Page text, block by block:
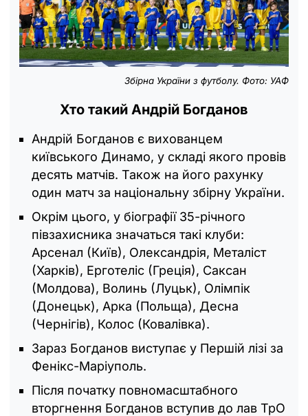
Збірна України з футболу. Фото: УАФ
Хто такий Андрій Богданов
Андрій Богданов є вихованцем
київського Динамо, у складі якого провів
десять матчів. Також на його рахунку
один матч за національну збірну України.
Окрім цього, у біографії 35-річного
півзахисника значаться такі клуби:
Арсенал (Київ), Олександрія, Металіст
(Харків), Ерготеліс (Греція), Саксан
(Молдова), Волинь (Луцьк), Олімпік
(Донецьк), Арка (Польща), Десна
(Чернігів), Колос (Ковалівка).
Зараз Богданов виступає у Першій лізі за
Фенікс-Маріуполь.
Після початку повномасштабного
вторгнення Богданов вступив до лав ТрО